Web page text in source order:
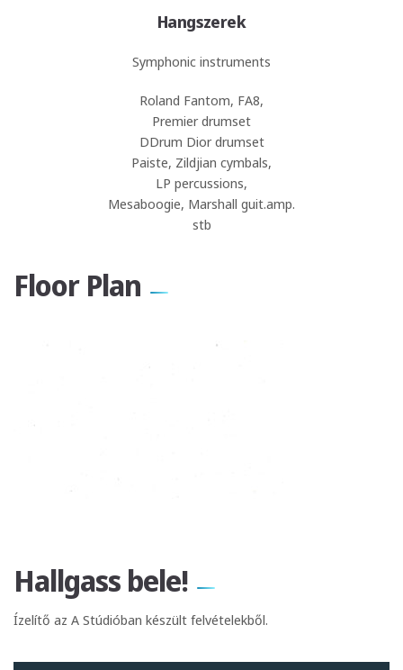
Hangszerek
Symphonic instruments
Roland Fantom, FA8,
Premier drumset
DDrum Dior drumset
Paiste, Zildjian cymbals,
LP percussions,
Mesaboogie, Marshall guit.amp.
stb
Floor Plan
Hallgass bele!
Ízelítő az A Stúdióban készült felvételekből.